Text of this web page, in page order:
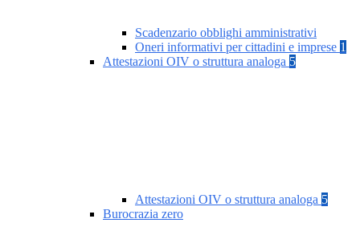
Scadenzario obblighi amministrativi
Oneri informativi per cittadini e imprese 1
Attestazioni OIV o struttura analoga 5
Attestazioni OIV o struttura analoga 5
Burocrazia zero